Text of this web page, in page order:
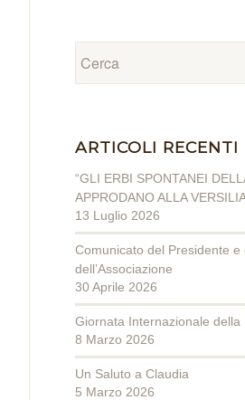
ARTICOLI RECENTI
“GLI ERBI SPONTANEI
APPRODANO ALLA
13 Luglio 2026
Comunicato del Presidente e
dell’Associazione
30 Aprile 2026
Giornata Internazionale della
8 Marzo 2026
Un Saluto a Claudia
5 Marzo 2026